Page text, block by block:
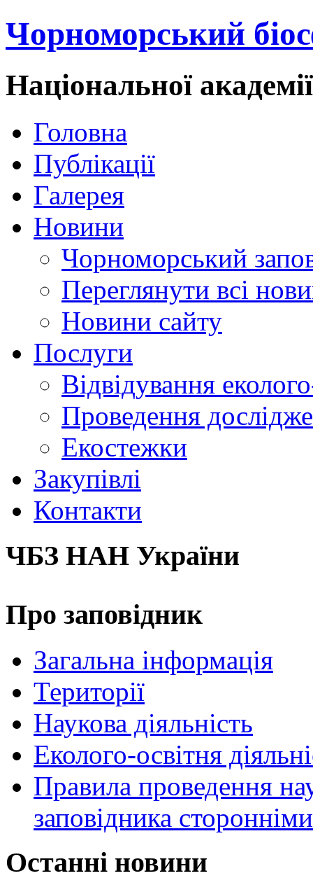
Чорноморський
Національної
Головна
Публікації
Галерея
Новини
Чорноморський
Переглянути всі
Новини сайту
Послуги
Відвідування
Проведення
Екостежки
Закупівлі
Контакти
ЧБЗ НАН України
Про заповідник
Загальна інформація
Території
Наукова діяльність
Еколого-освітня
Правила проведення
заповідника
Останні новини